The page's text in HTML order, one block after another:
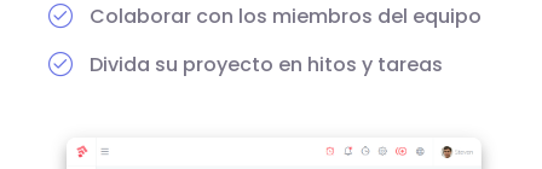
Colaborar con los miembros del equipo
Divida su proyecto en hitos y tareas